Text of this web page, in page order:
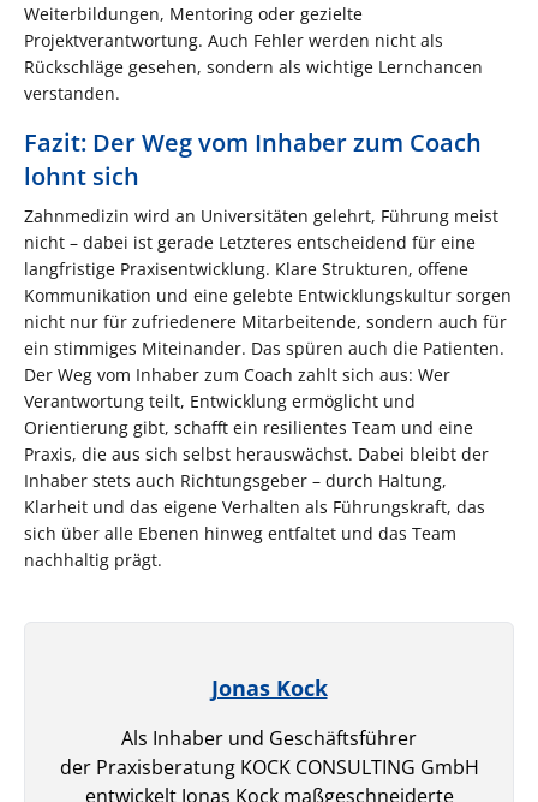
Weiterbildungen, Mentoring oder gezielte
Projektverantwortung. Auch Fehler werden nicht als
Rückschläge gesehen, sondern als wichtige Lernchancen
verstanden.
Fazit: Der Weg vom Inhaber zum Coach
lohnt sich
Zahnmedizin wird an Universitäten gelehrt, Führung meist
nicht – dabei ist gerade Letzteres entscheidend für eine
langfristige Praxisentwicklung. Klare Strukturen, offene
Kommunikation und eine gelebte Entwicklungskultur sorgen
nicht nur für zufriedenere Mitarbeitende, sondern auch für
ein stimmiges Miteinander. Das spüren auch die Patienten.
Der Weg vom Inhaber zum Coach zahlt sich aus: Wer
Verantwortung teilt, Entwicklung ermöglicht und
Orientierung gibt, schafft ein resilientes Team und eine
Praxis, die aus sich selbst herauswächst. Dabei bleibt der
Inhaber stets auch Richtungsgeber – durch Haltung,
Klarheit und das eigene Verhalten als Führungskraft, das
sich über alle Ebenen hinweg entfaltet und das Team
nachhaltig prägt.
Jonas Kock
Als Inhaber und Geschäftsführer
der Praxisberatung KOCK CONSULTING GmbH
entwickelt Jonas Kock maßgeschneiderte